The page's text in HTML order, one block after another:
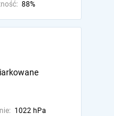
88%
1022 hPa